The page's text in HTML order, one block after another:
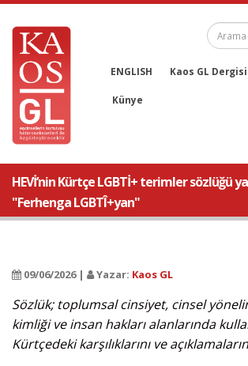
ENGLISH Kaos GL Dergisi
Künye
HEVİ’nin Kürtçe LGBTİ+ terimler sözlüğü
"Ferhenga LGBTÎ+yan"
09/06/2026 | Yazar: Kaos GL
Sözlük; toplumsal cinsiyet, cinsel
kimliği ve insan hakları alanlarında
Kürtçedeki karşılıklarını ve